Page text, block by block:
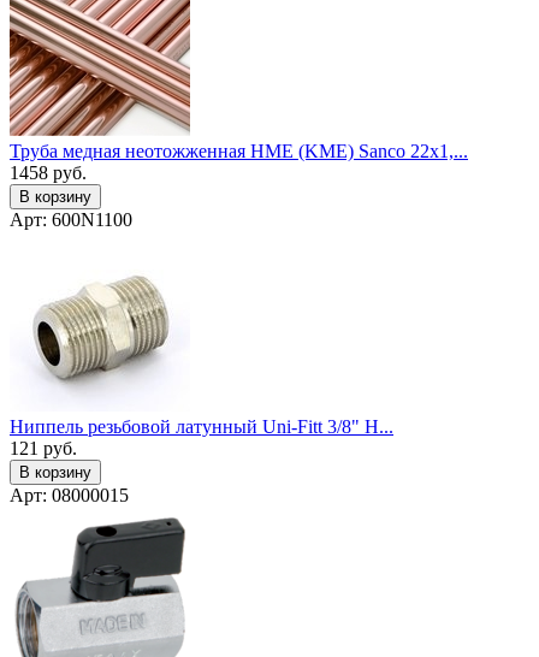
Труба медная неотожженная HME (KME) Sanco 22x1,...
1458 руб.
В корзину
Арт: 600N1100
Ниппель резьбовой латунный Uni-Fitt 3/8" Н...
121 руб.
В корзину
Арт: 08000015